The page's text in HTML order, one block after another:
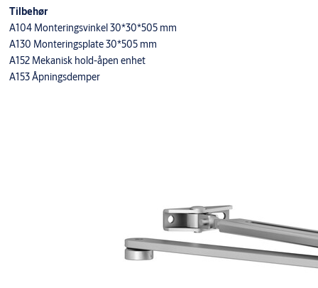
Tilbehør
A104 Monteringsvinkel 30*30*505 mm
A130 Monteringsplate 30*505 mm
A152 Mekanisk hold-åpen enhet
A153 Åpningsdemper